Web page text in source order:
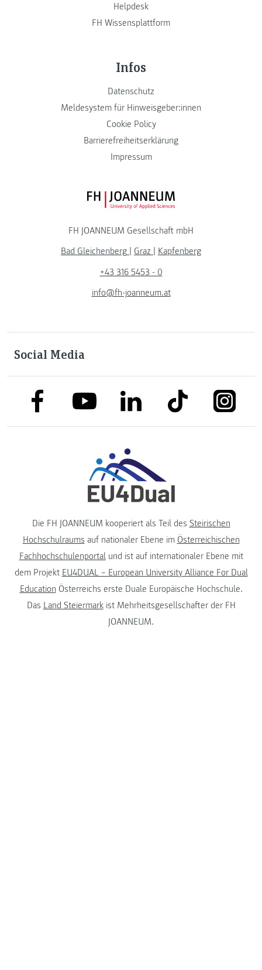
Helpdesk
FH Wissensplattform
Infos
Datenschutz
Meldesystem für Hinweisgeber:innen
Cookie Policy
Barrierefreiheitserklärung
Impressum
FH JOANNEUM Logo
FH JOANNEUM Gesellschaft mbH
Bad Gleichenberg
Graz
Kapfenberg
+43 316 5453 - 0
info@fh-joanneum.at
Social Media
link to facebooklink to youtubelink to linkedinlink to tiktok
Die FH JOANNEUM kooperiert als Teil des Steirischen
Hochschulraums auf nationaler Ebene im Österreichischen
Fachhochschulenportalund ist auf internationaler Ebene mit
dem Projekt EU4DUAL – European University Alliance For Dual
Education Österreichs erste Duale Europäische Hochschule.
Das Land Steiermarkist Mehrheitsgesellschafter der FH
JOANNEUM.